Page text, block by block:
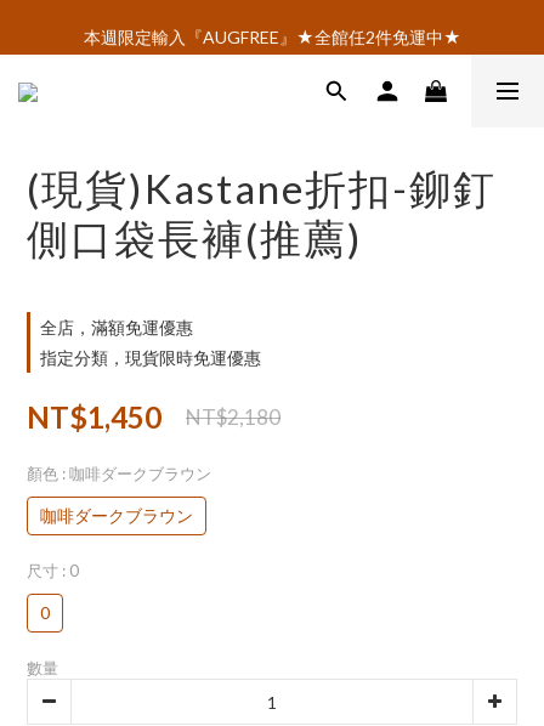
AOI.TOKYO官網會員招募中 ♡ 註冊即享$100購物金！
本週限定輸入『AUGFREE』★全館任2件免運中★
AOI.TOKYO官網會員招募中 ♡ 註冊即享$100購物金！
(現貨)Kastane折扣-鉚釘
側口袋長褲(推薦)
全店，滿額免運優惠
指定分類，現貨限時免運優惠
NT$1,450 NT$2,180
顏色 : 咖啡ダークブラウン
咖啡ダークブラウン
尺寸 : 0
0
數量